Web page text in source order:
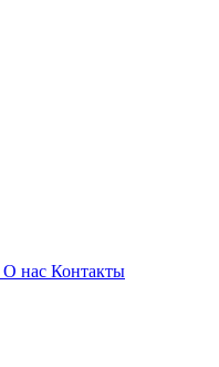
О нас Контакты